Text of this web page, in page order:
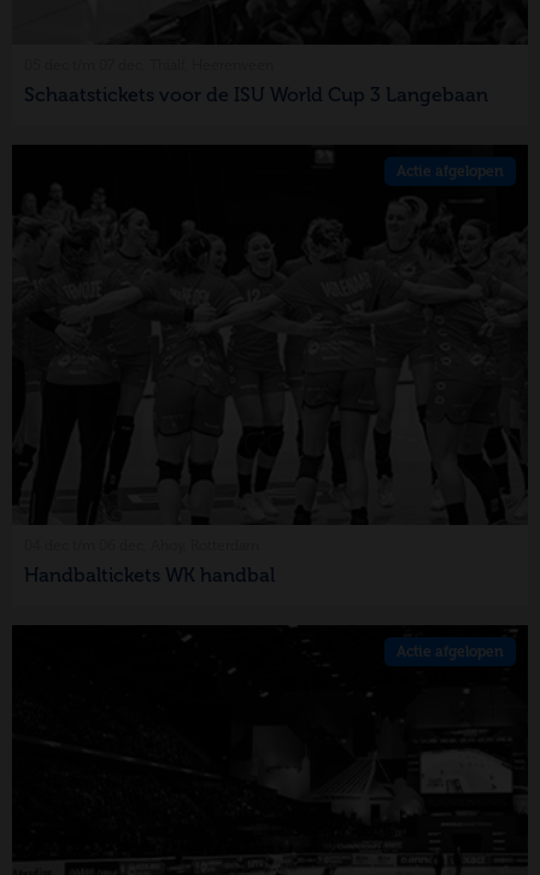
Schaatstickets voor de ISU World Cup 3 Langebaan
Actie afgelopen
Handbaltickets WK handbal
Actie afgelopen